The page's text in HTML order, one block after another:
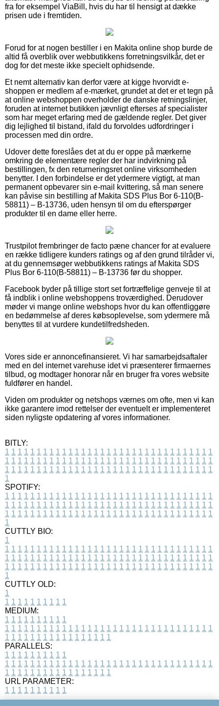
fra for eksempel ViaBill, hvis du har til hensigt at dække
prisen ude i fremtiden.
Forud for at nogen bestiller i en Makita online shop burde de
altid få overblik over webbutikkens forretningsvilkår, det er
dog for det meste ikke specielt ophidsende.
Et nemt alternativ kan derfor være at kigge hvorvidt e-
shoppen er medlem af e-mærket, grundet at det er et tegn på
at online webshoppen overholder de danske retningslinjer,
foruden at internet butikken jævnligt efterses af specialister
som har meget erfaring med de gældende regler. Det giver
dig lejlighed til bistand, ifald du forvoldes udfordringer i
processen med din ordre.
Udover dette foreslåes det at du er oppe på mærkerne
omkring de elementære regler der har indvirkning på
bestillingen, fx den returneringsret online virksomheden
benytter. I den forbindelse er det ydermere vigtigt, at man
permanent opbevarer sin e-mail kvittering, så man senere
kan påvise sin bestilling af Makita SDS Plus Bor 6-110(B-
58811) – B-13736, uden hensyn til om du efterspørger
produkter til en dame eller herre.
Trustpilot frembringer de facto pæne chancer for at evaluere
en række tidligere kunders ratings og af den grund tilråder vi,
at du gennemsøger webbutikkens ratings af Makita SDS
Plus Bor 6-110(B-58811) – B-13736 før du shopper.
Facebook byder på tillige stort set fortræffelige genveje til at
få indblik i online webshoppens troværdighed. Derudover
møder vi mange online webshops hvor du kan offentliggøre
en bedømmelse af deres købsoplevelse, som ydermere må
benyttes til at vurdere kundetilfredsheden.
Vores side er annoncefinansieret. Vi har samarbejdsaftaler
med en del internet varehuse idet vi præsenterer firmaernes
tilbud, og modtager honorar når en bruger fra vores website
fuldfører en handel.
Viden om produkter og netshops værnes om ofte, men vi kan
ikke garantere imod rettelser der eventuelt er implementeret
siden nyligste opdatering af vores informationer.
BITLY:
1 1 1 1 1 1 1 1 1 1 1 1 1 1 1 1 1 1 1 1 1 1 1 1 1 1 1 1 1 1 1 1 1
1 1 1 1 1 1 1 1 1 1 1 1 1 1 1 1 1 1 1 1 1 1 1 1 1 1 1 1 1 1 1 1 1
1 1 1 1 1 1 1 1 1 1 1 1 1 1 1 1 1 1 1 1 1 1 1 1 1 1 1 1 1 1 1 1 1
1
SPOTIFY:
1 1 1 1 1 1 1 1 1 1 1 1 1 1 1 1 1 1 1 1 1 1 1 1 1 1 1 1 1 1 1 1 1
1 1 1 1 1 1 1 1 1 1 1 1 1 1 1 1 1 1 1 1 1 1 1 1 1 1 1 1 1 1 1 1 1
1 1 1 1 1 1 1 1 1 1 1 1 1 1 1 1 1 1 1 1 1 1 1 1 1 1 1 1 1 1 1 1 1
1
CUTTLY BIO:
1
1 1 1 1 1 1 1 1 1 1 1 1 1 1 1 1 1 1 1 1 1 1 1 1 1 1 1 1 1 1 1 1 1
1 1 1 1 1 1 1 1 1 1 1 1 1 1 1 1 1 1 1 1 1 1 1 1 1 1 1 1 1 1 1 1 1
1 1 1 1 1 1 1 1 1 1 1 1 1 1 1 1 1 1 1 1 1 1 1 1 1 1 1 1 1 1 1 1 1
1
CUTTLY OLD:
1
1 1 1 1 1 1 1 1 1 1
MEDIUM:
1 1 1 1 1 1 1 1 1 1
1 1 1 1 1 1 1 1 1 1 1 1 1 1 1 1 1 1 1 1 1 1 1 1 1 1 1 1 1 1 1 1 1
1 1 1 1 1 1 1 1 1 1 1 1 1 1 1 1 1
PARALLELS:
1 1 1 1 1 1 1 1 1 1
1 1 1 1 1 1 1 1 1 1 1 1 1 1 1 1 1 1 1 1 1 1 1 1 1 1 1 1 1 1 1 1 1
1 1 1 1 1 1 1 1 1 1 1 1 1 1 1 1 1
URL PARAMETER:
1 1 1 1 1 1 1 1 1 1